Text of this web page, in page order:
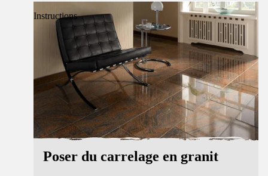
Instructions
Poser du carrelage en granit